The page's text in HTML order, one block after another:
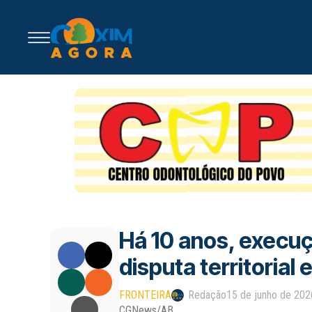
Há 10 anos,
disputa territorial
FRONTEIRA Redação15 de junho de